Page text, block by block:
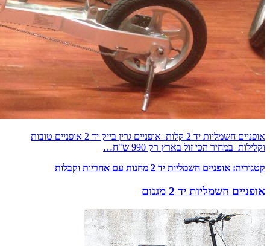
אופניים חשמליות יד 2 קלות אופניים גרין בייק יד 2 אופניים טובות
וקלילות במחיר הכי זול בארץ רק 990 ש"ח…
קטגוריה: אופניים חשמליות יד 2 מחנות עם אחריות וקבלות
אופניים חשמליות יד 2 מגנום